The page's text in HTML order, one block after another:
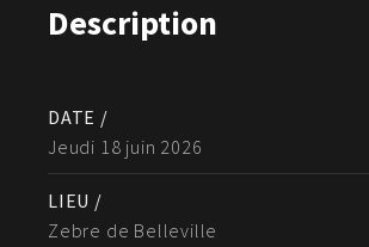
Description
DATE /
Jeudi 18 juin 2026
LIEU /
Zebre de Belleville